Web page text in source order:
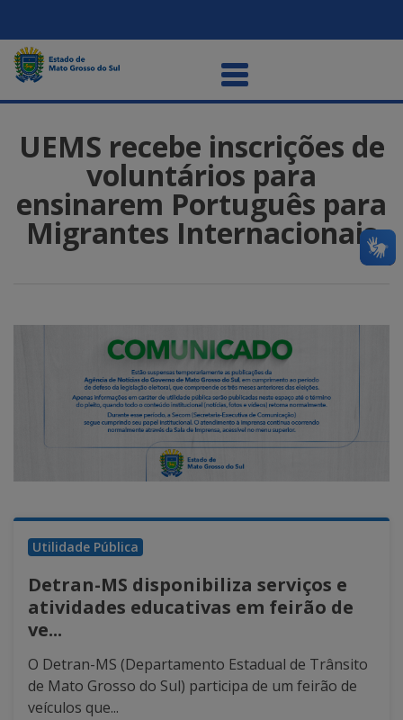
UEMS recebe inscrições de
voluntários para
ensinarem Português para
Migrantes Internacionais
Utilidade Pública
Detran-MS disponibiliza serviços e
atividades educativas em feirão de
ve...
O Detran-MS (Departamento Estadual de Trânsito
de Mato Grosso do Sul) participa de um feirão de
veículos que...